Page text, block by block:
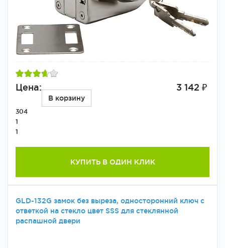
Цена: 3 142 ₽
В корзину
304
1
1
КУПИТЬ В ОДИН КЛИК
GLD-132G замок без выреза, односторонний ключ с
ответкой на стекло цвет SSS для стеклянной
распашной двери